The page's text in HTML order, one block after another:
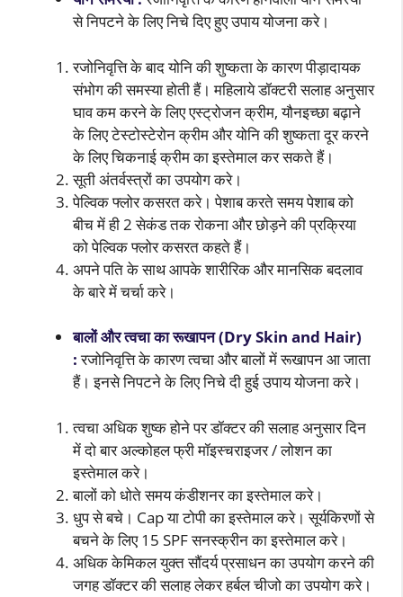
से निपटने के लिए निचे दिए हुए उपाय योजना करे।
रजोनिवृत्ति के बाद योनि की शुष्कता के कारण पीड़ादायक
संभोग की समस्या होती हैं। महिलाये डॉक्टरी सलाह अनुसार
घाव कम करने के लिए एस्ट्रोजन क्रीम, यौनइच्छा बढ़ाने
के लिए टेस्टोस्टेरोन क्रीम और योनि की शुष्कता दूर करने
के लिए चिकनाई क्रीम का इस्तेमाल कर सकते हैं।
सूती अंतर्वस्त्रों का उपयोग करे।
पेल्विक फ्लोर कसरत करे। पेशाब करते समय पेशाब को
बीच में ही 2 सेकंड तक रोकना और छोड़ने की प्रक्रिया
को पेल्विक फ्लोर कसरत कहते हैं।
अपने पति के साथ आपके शारीरिक और मानसिक बदलाव
के बारे में चर्चा करे।
बालों और त्वचा का रूखापन (Dry Skin and Hair)
:रजोनिवृत्ति के कारण त्वचा और बालों में रूखापन आ जाता
हैं। इनसे निपटने के लिए निचे दी हुई उपाय योजना करे।
त्वचा अधिक शुष्क होने पर डॉक्टर की सलाह अनुसार दिन
में दो बार अल्कोहल फ्री मॉइस्चराइजर / लोशन का
इस्तेमाल करे।
बालों को धोते समय कंडीशनर का इस्तेमाल करे।
धुप से बचे। Cap या टोपी का इस्तेमाल करे। सूर्यकिरणों से
बचने के लिए 15 SPF सनस्क्रीन का इस्तेमाल करे।
अधिक केमिकल युक्त सौंदर्य प्रसाधन का उपयोग करने की
जगह डॉक्टर की सलाह लेकर हर्बल चीजो का उपयोग करे।